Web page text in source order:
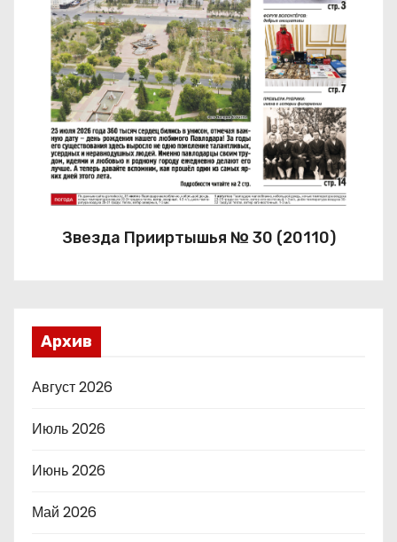
Звезда Прииртышья № 30 (20110)
Архив
Август 2026
Июль 2026
Июнь 2026
Май 2026